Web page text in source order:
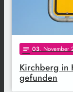
notes 03. November
Kirchberg in
gefunden